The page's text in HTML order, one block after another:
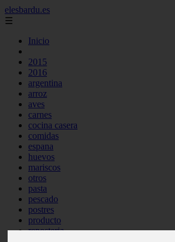
elesbardu.es
☰
Inicio
2015
2016
argentina
arroz
aves
carnes
cocina casera
comidas
espana
huevos
mariscos
otros
pasta
pescado
postres
producto
reposteria